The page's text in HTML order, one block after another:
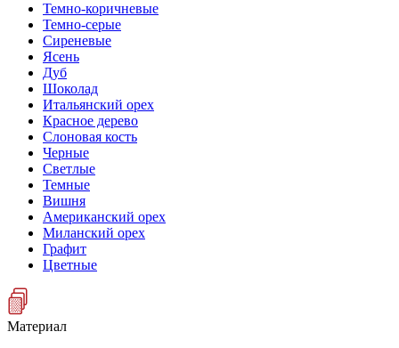
Темно-коричневые
Темно-серые
Сиреневые
Ясень
Дуб
Шоколад
Итальянский орех
Красное дерево
Слоновая кость
Черные
Светлые
Темные
Вишня
Американский орех
Миланский орех
Графит
Цветные
Материал